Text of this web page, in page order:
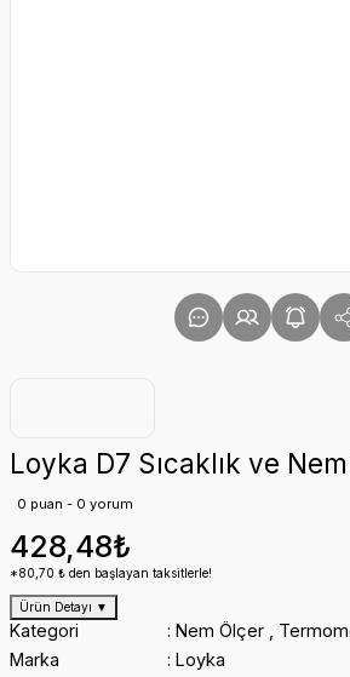
Loyka D7 Sıcaklık ve
0 puan - 0 yorum
428,48₺
*80,70 ₺ den başlayan taksitlerle!
Ürün Detayı ▼
Kategori Nem Ölçer
Marka
Loyka